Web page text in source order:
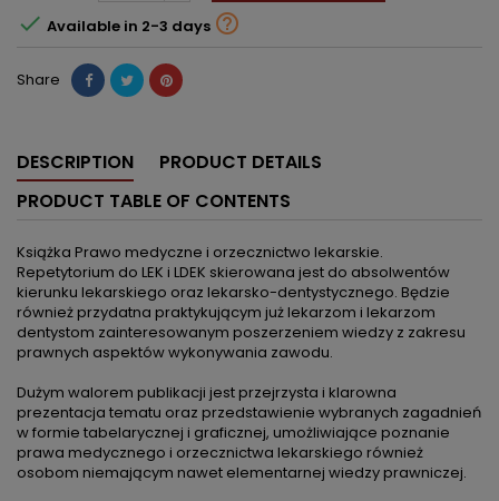
 Available in 2-3 days 
Share
DESCRIPTION
PRODUCT DETAILS
PRODUCT TABLE OF CONTENTS
Książka Prawo medyczne i orzecznictwo lekarskie.
Repetytorium do LEK i LDEK skierowana jest do absolwentów
kierunku lekarskiego oraz lekarsko-dentystycznego. Będzie
również przydatna praktykującym już lekarzom i lekarzom
dentystom zainteresowanym poszerzeniem wiedzy z zakresu
prawnych aspektów wykonywania zawodu.
Dużym walorem publikacji jest przejrzysta i klarowna
prezentacja tematu oraz przedstawienie wybranych zagadnień
w formie tabelarycznej i graficznej, umożliwiające poznanie
prawa medycznego i orzecznictwa lekarskiego również
osobom niemającym nawet elementarnej wiedzy prawniczej.